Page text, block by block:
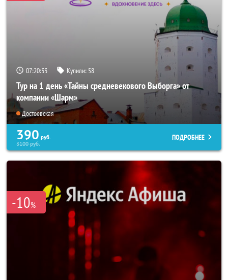
07:20:31 Купили: 58
Тур на 1 день «Тайны средневекового Выборга» от
компании «Шарм»
Достоевская
390 руб.
3100руб.
ПОДРОБНЕЕ
-10%